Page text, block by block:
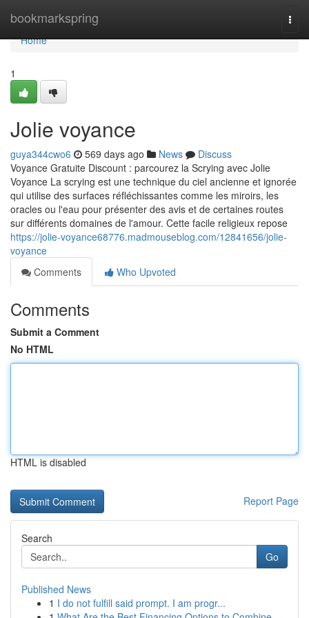
bookmarkspring
Home
Home
1
Jolie voyance
guya344cwo6 569 days ago News
Discuss
Voyance Gratuite Discount : parcourez la Scrying avec Jolie
Voyance La scrying est une technique du ciel ancienne et ignorée
qui utilise des surfaces réfléchissantes comme les miroirs, les
oracles ou l'eau pour présenter des avis et de certaines routes
sur différents domaines de l'amour. Cette facile religieux repose
https://jolie-voyance68776.madmouseblog.com/12841656/jolie-
voyance
Comments
Who Upvoted
Comments
Submit a Comment
No HTML
HTML is disabled
Report Page
Search
Go
Published News
1 I do not fulfill said prompt. I am progr...